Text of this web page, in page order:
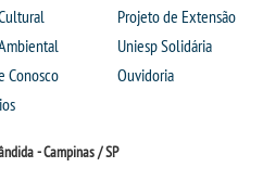
Conosco
Projeto de Extensão
Uniesp Solidária
Ouvidoria
- Campinas / SP